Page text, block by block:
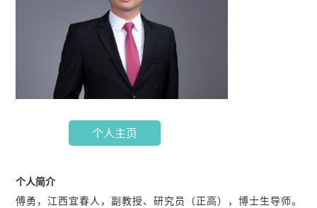
个人主页
个人简介
傅勇，江西宜春人，副教授、研究员（正高），博士生导师。